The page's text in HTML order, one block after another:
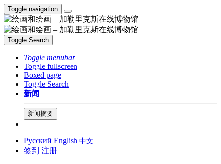
Toggle navigation
Toggle Search
Toggle menubar
Toggle fullscreen
Boxed page
Toggle Search
新闻
新闻摘要
Русский English 中文
签到 注册